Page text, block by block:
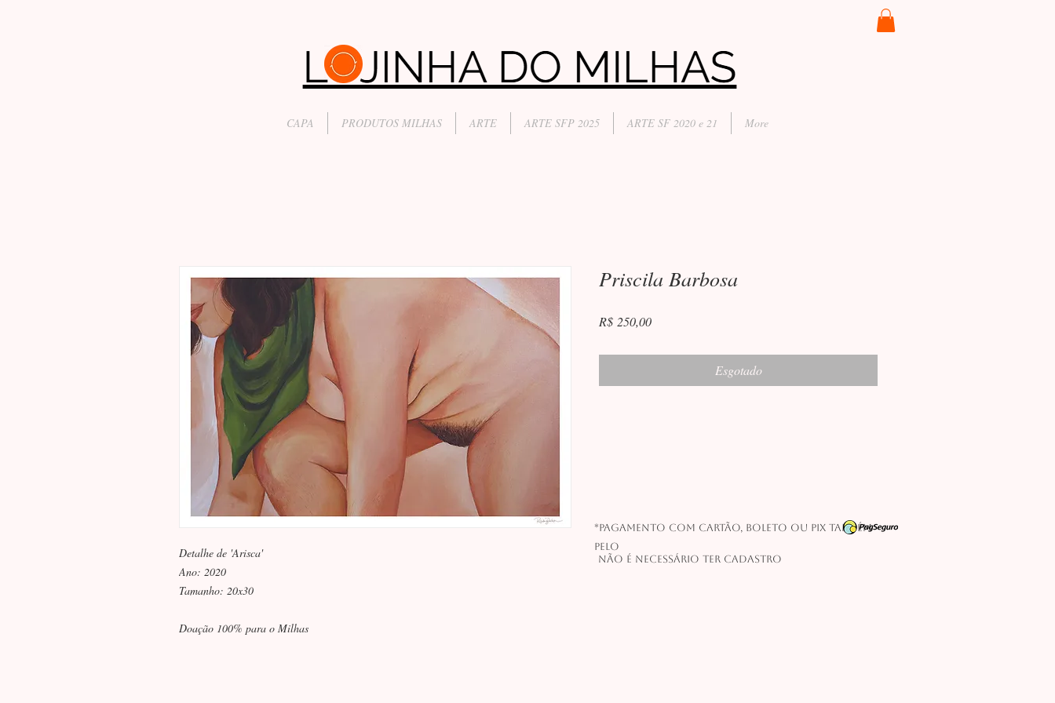
CAPA PRODUTOS MILHAS ARTE ARTE SFP 2025 ARTE SF 2020 e 21 More
Detalhe de 'Arisca'
Ano: 2020
Tamanho: 20x30
Doação 100% para o Milhas
Priscila Barbosa
R$ 250,00Preço
Esgotado
*Pagamento com cartão, boleto ou pix também
pelo
Não é necessário ter cadastro